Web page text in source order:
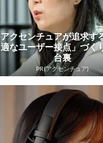
アクセンチュアが追求す
適なユーザー接点」づく
台裏
PR(アクセンチュア)